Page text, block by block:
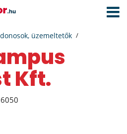
üzemeltetők
Kft.